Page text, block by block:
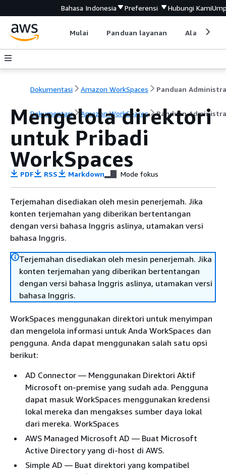
Bahasa Indonesia Preferensi Hubungi Kami
Mulai Panduan layanan Alat
Dokumentasi Amazon WorkSpaces Panduan
Dokumentasi Amazon WorkSpaces Panduan
Mengelola direktori
untuk Pribadi
WorkSpaces
PDF RSS Markdown Mode fokus
Terjemahan disediakan oleh mesin penerjemah. Jika
konten terjemahan yang diberikan bertentangan
dengan versi bahasa Inggris aslinya, utamakan versi
bahasa Inggris.
Terjemahan disediakan oleh mesin penerjemah. Jika
konten terjemahan yang diberikan bertentangan
dengan versi bahasa Inggris aslinya, utamakan versi
bahasa Inggris.
WorkSpaces menggunakan direktori untuk menyimpan
dan mengelola informasi untuk Anda WorkSpaces dan
pengguna. Anda dapat menggunakan salah satu opsi
berikut:
AD Connector — Menggunakan Direktori Aktif
Microsoft on-premise yang sudah ada. Pengguna
dapat masuk WorkSpaces menggunakan kredensi
lokal mereka dan mengakses sumber daya lokal
dari mereka. WorkSpaces
AWS Managed Microsoft AD — Buat Microsoft
Active Directory yang di-host di AWS.
Simple AD — Buat direktori yang kompatibel